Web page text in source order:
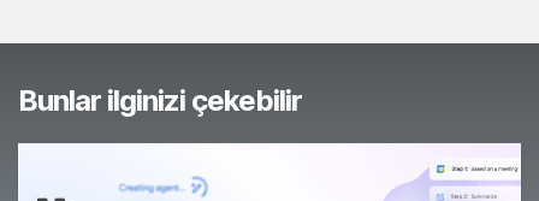
Bunlar ilginizi çekebilir